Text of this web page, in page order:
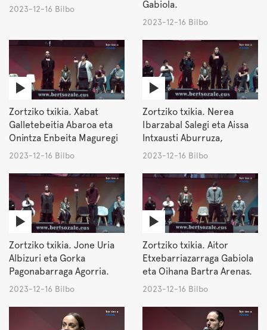
2023-12-16 Bilbo
Gabiola.
2023-12-16 Bilbo
Zortziko txikia. Xabat
Galletebeitia Abaroa eta
Onintza Enbeita Maguregi
2023-12-16 Bilbo
Zortziko txikia. Nerea
Ibarzabal Salegi eta Aissa
Intxausti Aburruza,
2023-12-16 Bilbo
Zortziko txikia. Jone Uria
Albizuri eta Gorka
Pagonabarraga Agorria.
2023-12-16 Bilbo
Zortziko txikia. Aitor
Etxebarriazarraga Gabiola
eta Oihana Bartra Arenas.
2023-12-16 Bilbo